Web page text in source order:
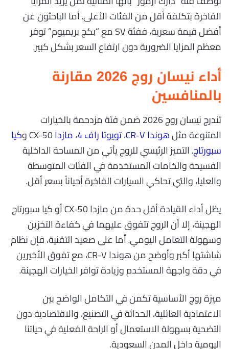
الفاخرة بتكلفة أقل من الفئات الأعلى. أما الباحثون عن
أفضل قيمة سعرية، ففئة SV مع “بكج بريميوم” توفر
معظم المزايا الضرورية دون ارتفاع السعر بشكل كبير.
أداء نيسان روج 2026 مقارنة
بالمنافسين
تندرج نيسان روج 2026 ضمن فئة مزدحمة بالخيارات
المتنوعة مثلهوندا CR-V ،تويوتا راف 4 ،مازدا
كيا
سبورتاج. التميز الرئيسي للروج يأتي من المساحة الداخلية
الفسيحة والخامات المستخدمة في الفئات المتوسطة
والعليا، والتي تحاكي السيارات الفاخرة أحياناً بسعر أقل.
يظل أداء القيادة أقل حدة من مازدا CX-50 أو كيا سبورتاج
الهجينة، إلا أن الروج تتفوق عليهما في كفاءة التخزين
وسهولة التعامل اليومي. أما على صعيد التقنية، فإن نظام
شاشتها أكبر وأوضح من هوندا CR-V، مع تفوق الأخيرين
في دقة واجهة المستخدم وزيادة توافر الخيارات الهجينة.
ميزة روج الأساسية تكمن في التكامل الواضح بين
الاعتمادية العائلية، الحداثة في التصنيع، والاقتصادية دون
التضحية بسهولة الاستعمال أو الراحة الفعلية في حياتنا
اليومية داخل المدن السعودية.